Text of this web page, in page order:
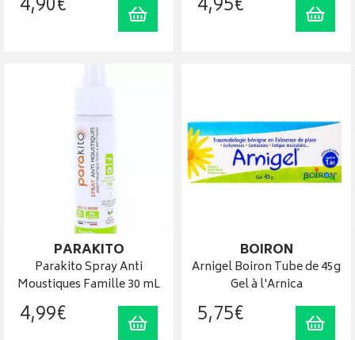
Ajouter au panier
PARAKITO
Parakito Spray Anti
Moustiques Famille 30 mL
4,99€ Ajouter au panier
BOIRON
Arnigel Boiron Tube de 45g
Gel à l'Arnica
5,75€